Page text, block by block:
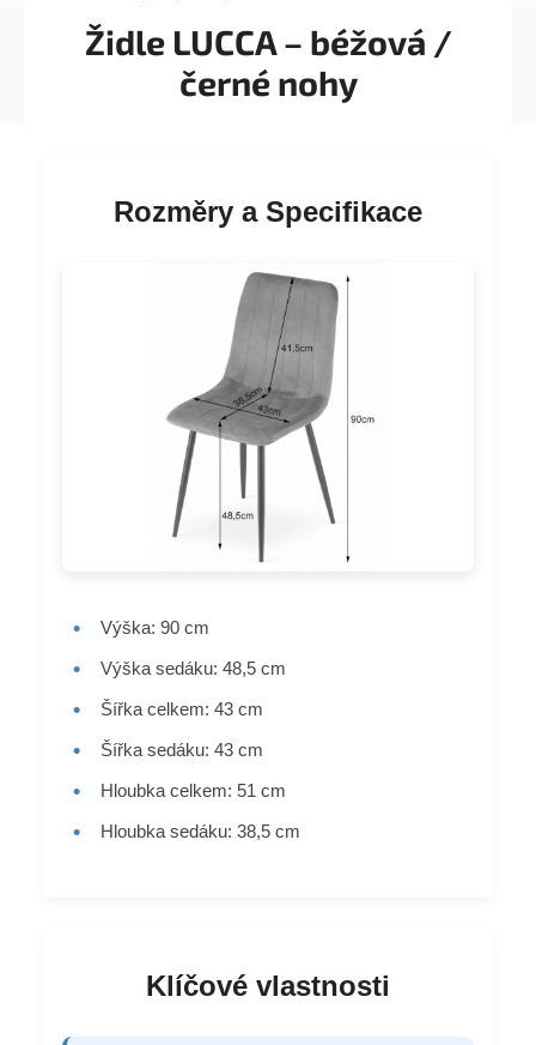
Židle LUCCA – béžová /
černé nohy
Rozměry a Specifikace
• Výška: 90 cm
• Výška sedáku: 48,5 cm
• Šířka celkem: 43 cm
• Šířka sedáku: 43 cm
• Hloubka celkem: 51 cm
• Hloubka sedáku: 38,5 cm
Klíčové vlastnosti